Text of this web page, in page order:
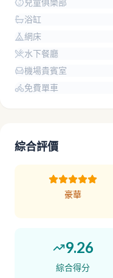
兒童俱樂部
浴缸
網床
水下餐廳
機場貴賓室
免費單車
綜合評價
豪華
9.26
綜合得分